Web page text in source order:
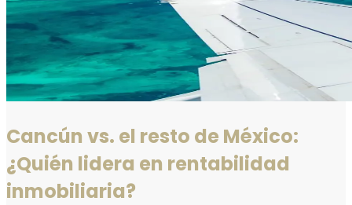
Cancún vs. el resto de México:
¿Quién lidera en rentabilidad
inmobiliaria?